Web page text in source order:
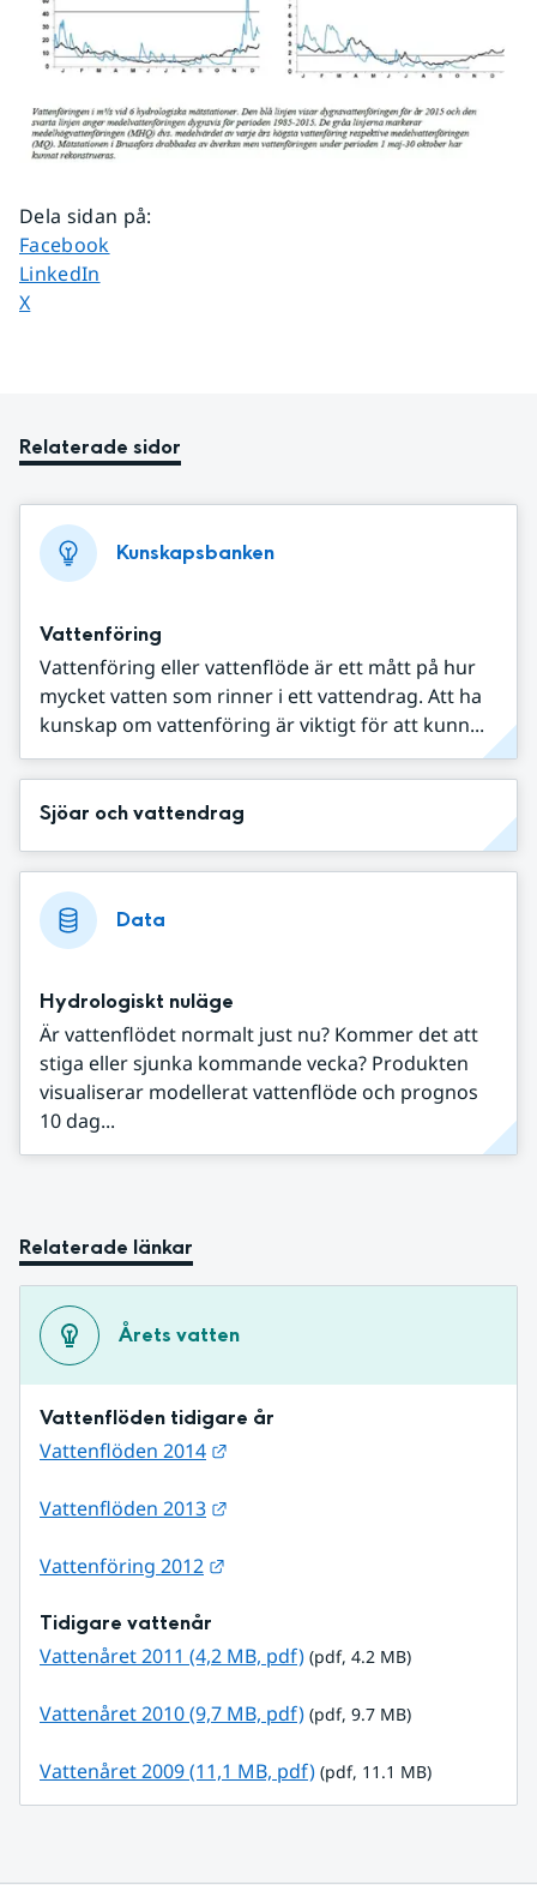
Dela sidan på:
Dela sidan på
Facebook
Dela sidan på
LinkedIn
Dela sidan på
X
Relaterade sidor
Kunskapsbanken
Vattenföring
Vattenföring eller vattenflöde är ett mått på hur
mycket vatten som rinner i ett vattendrag. Att ha
kunskap om vattenföring är viktigt för att kunn...
Sjöar och vattendrag
Data
Hydrologiskt nuläge
Är vattenflödet normalt just nu? Kommer det att
stiga eller sjunka kommande vecka? Produkten
visualiserar modellerat vattenflöde och prognos
10 dag...
Relaterade länkar
Årets vatten
Vattenflöden tidigare år
Vattenflöden 2014
Vattenflöden 2013
Vattenföring 2012
Tidigare vattenår
Vattenåret 2011 (4,2 MB, pdf)pdf, 4.2 MB.
(pdf, 4.2 MB)
Vattenåret 2010 (9,7 MB, pdf)pdf, 9.7 MB.
(pdf, 9.7 MB)
Vattenåret 2009 (11,1 MB, pdf)pdf, 11.1 MB.
(pdf, 11.1 MB)